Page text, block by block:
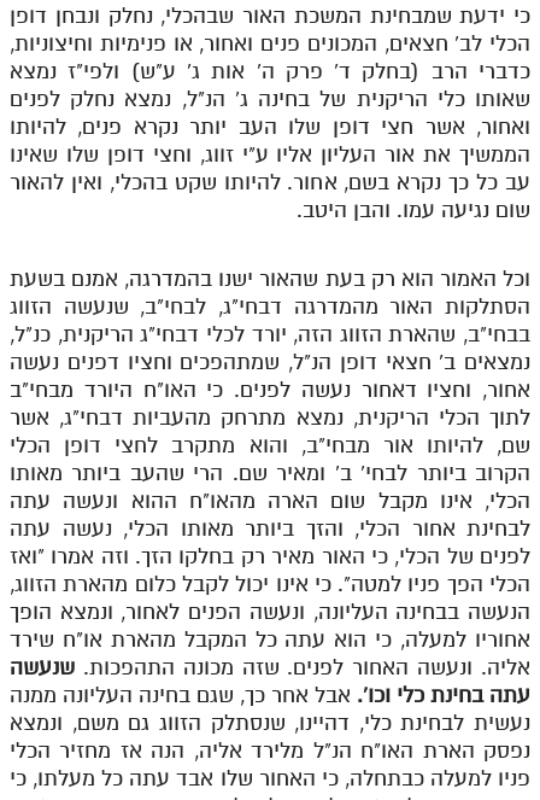
כי ידעת שמבחינת המשכת האור שבהכלי, נחלק ונבחן דופן
הכלי לב' חצאים, המכונים פנים ואחור, או פנימיות וחיצוניות,
כדברי הרב (בחלק ד' פרק ה' אות ג' ע"ש) ולפי"ז נמצא
שאותו כלי הריקנית של בחינה ג' הנ"ל, נמצא נחלק לפנים
ואחור, אשר חצי דופן שלו העב יותר נקרא פנים, להיותו
הממשיך את אור העליון אליו ע"י זווג, וחצי דופן שלו שאינו
עב כל כך נקרא בשם, אחור. להיותו שקט בהכלי, ואין להאור
שום נגיעה עמו. והבן היטב.
וכל האמור הוא רק בעת שהאור ישנו בהמדרגה, אמנם בשעת
הסתלקות האור מהמדרגה דבחי"ג, לבחי"ב, שנעשה הזווג
בבחי"ב, שהארת הזווג הזה, יורד לכלי דבחי"ג הריקנית, כנ"ל,
נמצאים ב' חצאי דופן הנ"ל, שמתהפכים וחציו דפנים נעשה
אחור, וחציו דאחור נעשה לפנים. כי האו"ח היורד מבחי"ב
לתוך הכלי הריקנית, נמצא מתרחק מהעביות דבחי"ג, אשר
שם, להיותו אור מבחי"ב, והוא מתקרב לחצי דופן הכלי
הקרוב ביותר לבחי' ב' ומאיר שם. הרי שהעב ביותר מאותו
הכלי, אינו מקבל שום הארה מהאו"ח ההוא ונעשה עתה
לבחינת אחור הכלי, והזך ביותר מאותו הכלי, נעשה עתה
לפנים של הכלי, כי האור מאיר רק בחלקו הזך. וזה אמרו "ואז
הכלי הפך פניו למטה". כי אינו יכול לקבל כלום מהארת הזווג,
הנעשה בבחינה העליונה, ונעשה הפנים לאחור, ונמצא הופך
אחוריו למעלה, כי הוא עתה כל המקבל מהארת או"ח שירד
אליה. ונעשה האחור לפנים. שזה מכונה התהפכות. שנעשה
עתה בחינת כלי וכו'. אבל אחר כך, שגם בחינה העליונה ממנה
נעשית לבחינת כלי, דהיינו, שנסתלק הזווג גם משם, ונמצא
נפסק הארת האו"ח הנ"ל מלירד אליה, הנה אז מחזיר הכלי
פניו למעלה כבתחלה, כי האחור שלו אבד עתה כל מעלתו, כי